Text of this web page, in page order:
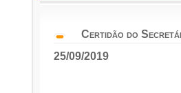
Certidão do
25/09/2019